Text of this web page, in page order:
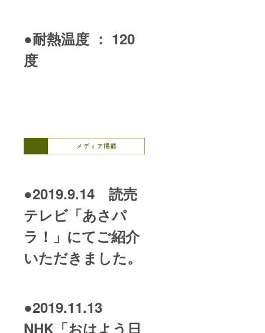
●耐熱温度 ： 120
度
●2019.9.14 読売
テレビ「あさパ
ラ！」にてご紹介
いただきました。
●2019.11.13
NHK「おはよう日